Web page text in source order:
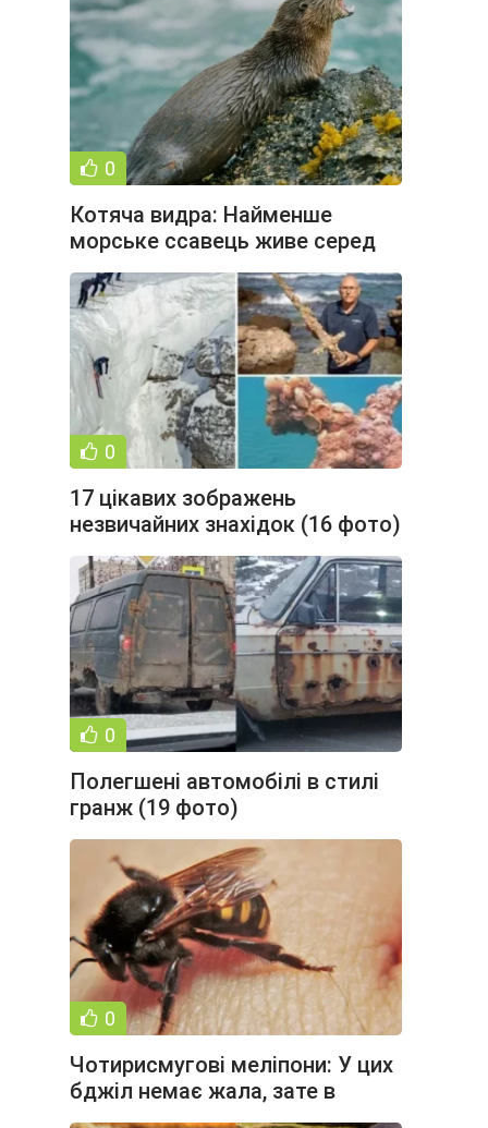
0
Котяча видра: Найменше
морське ссавець живе серед
скель і хвиль. Як протистояти
0
17 цікавих зображень
незвичайних знахідок (16 фото)
0
Полегшені автомобілі в стилі
гранж (19 фото)
0
Чотирисмугові меліпони: У цих
бджіл немає жала, зате в
кожному вулику на вході